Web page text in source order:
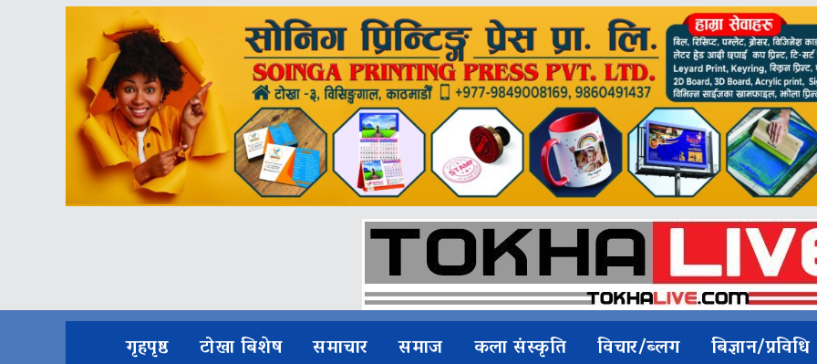
गृहपृष्ठ टोखा बिशेष समाचार समाज कला संस्कृति विचार/ब्लग बिज्ञान/प्रविधि